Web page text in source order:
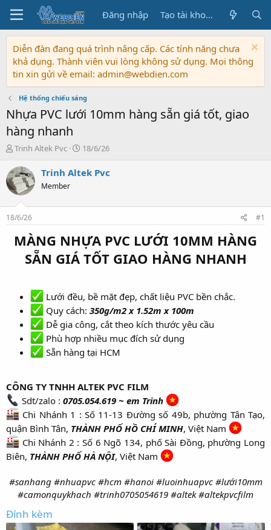
Đăng nhập Tạo tài khoản
Diễn đàn đang quá trình nâng cấp. Các tính năng chưa
khả dụng. Thành viên vui lòng không sử dụng. Mọi thông
tin xin gửi về email: admin@webdien.com
Hệ thống chiếu sáng
Nhựa PVC lưới 10mm hàng sẵn giá tốt, giao
hàng nhanh
T
r
e
a
s
t
a
r
Trinh Altek Pvc
N
à
ầ
u
18/6/26
Trinh Altek Pvc
Member
18/6/26 #1
MÀNG NHỰA PVC LƯỚI 10MM HÀNG
SẴN GIÁ TỐT GIAO HÀNG NHANH
Lưới đều, bề mặt đẹp, chất liệu PVC bền chắc.​
Quy cách: 350g/m2 x 1.52m x 100m
Dễ gia công, cắt theo kích thước yêu cầu​
Phù hợp nhiều mục đích sử dụng​
Sẵn hàng tại HCM​
CÔNG TY TNHH ALTEK PVC FILM
Sdt/zalo : 0705.054.619 ~ em Trinh
Chi Nhánh 1 : Số 11-13 Đường số 49b, phường Tân Tạo,
quận Bình Tân, THÀNH PHỐ HỒ CHÍ MINH, Việt Nam
Chi Nhánh 2 : Số 6 Ngõ 134, phố Sài Đồng, phường Long
Biên, THÀNH PHỐ HÀ NỘI, Việt Nam
#sanhang #nhuapvc #hcm #hanoi #luoinhuapvc #lưới10mm
#camonquykhach #trinh0705054619 #altek #altekpvcfilm
Đính kèm